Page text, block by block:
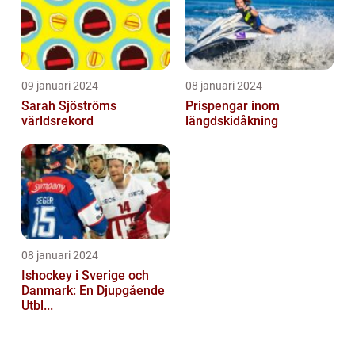
09 januari 2024
Sarah Sjöströms
världsrekord
08 januari 2024
Prispengar inom
längdskidåkning
08 januari 2024
Ishockey i Sverige och
Danmark: En Djupgående
Utbl...